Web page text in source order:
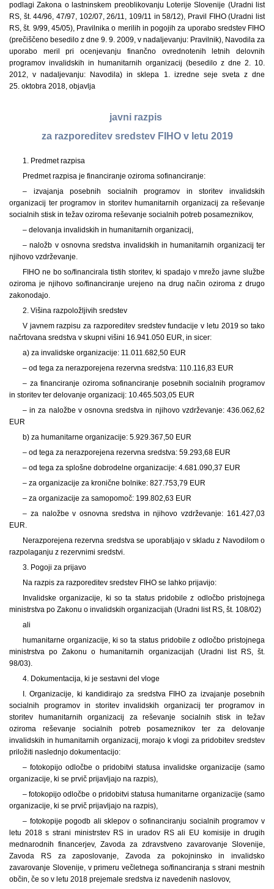
podlagi Zakona o lastninskem preoblikovanju Loterije Slovenije (Uradni list
RS, št. 44/96, 47/97, 102/07, 26/11, 109/11 in 58/12), Pravil FIHO (Uradni list
RS, št. 9/99, 45/05), Pravilnika o merilih in pogojih za uporabo sredstev FIHO
(prečiščeno besedilo z dne 9. 9. 2009, v nadaljevanju: Pravilnik), Navodila za
uporabo meril pri ocenjevanju finančno ovrednotenih letnih delovnih
programov invalidskih in humanitarnih organizacij (besedilo z dne 2. 10.
2012, v nadaljevanju: Navodila) in sklepa 1. izredne seje sveta z dne
25. oktobra 2018, objavlja
javni razpis
za razporeditev sredstev FIHO v letu 2019
1. Predmet razpisa
Predmet razpisa je financiranje oziroma sofinanciranje:
– izvajanja posebnih socialnih programov in storitev invalidskih
organizacij ter programov in storitev humanitarnih organizacij za reševanje
socialnih stisk in težav oziroma reševanje socialnih potreb posameznikov,
– delovanja invalidskih in humanitarnih organizacij,
– naložb v osnovna sredstva invalidskih in humanitarnih organizacij ter
njihovo vzdrževanje.
FIHO ne bo so/financirala tistih storitev, ki spadajo v mrežo javne službe
oziroma je njihovo so/financiranje urejeno na drug način oziroma z drugo
zakonodajo.
2. Višina razpoložljivih sredstev
V javnem razpisu za razporeditev sredstev fundacije v letu 2019 so tako
načrtovana sredstva v skupni višini 16.941.050 EUR, in sicer:
a) za invalidske organizacije: 11.011.682,50 EUR
– od tega za nerazporejena rezervna sredstva: 110.116,83 EUR
– za financiranje oziroma sofinanciranje posebnih socialnih programov
in storitev ter delovanje organizacij: 10.465.503,05 EUR
– in za naložbe v osnovna sredstva in njihovo vzdrževanje: 436.062,62
EUR
b) za humanitarne organizacije: 5.929.367,50 EUR
– od tega za nerazporejena rezervna sredstva: 59.293,68 EUR
– od tega za splošne dobrodelne organizacije: 4.681.090,37 EUR
– za organizacije za kronične bolnike: 827.753,79 EUR
– za organizacije za samopomoč: 199.802,63 EUR
– za naložbe v osnovna sredstva in njihovo vzdrževanje: 161.427,03
EUR.
Nerazporejena rezervna sredstva se uporabljajo v skladu z Navodilom o
razpolaganju z rezervnimi sredstvi.
3. Pogoji za prijavo
Na razpis za razporeditev sredstev FIHO se lahko prijavijo:
Invalidske organizacije, ki so ta status pridobile z odločbo pristojnega
ministrstva po Zakonu o invalidskih organizacijah (Uradni list RS, št. 108/02)
ali
humanitarne organizacije, ki so ta status pridobile z odločbo pristojnega
ministrstva po Zakonu o humanitarnih organizacijah (Uradni list RS, št.
98/03).
4. Dokumentacija, ki je sestavni del vloge
I. Organizacije, ki kandidirajo za sredstva FIHO za izvajanje posebnih
socialnih programov in storitev invalidskih organizacij ter programov in
storitev humanitarnih organizacij za reševanje socialnih stisk in težav
oziroma reševanje socialnih potreb posameznikov ter za delovanje
invalidskih in humanitarnih organizacij, morajo k vlogi za pridobitev sredstev
priložiti naslednjo dokumentacijo:
– fotokopijo odločbe o pridobitvi statusa invalidske organizacije (samo
organizacije, ki se prvič prijavljajo na razpis),
– fotokopijo odločbe o pridobitvi statusa humanitarne organizacije (samo
organizacije, ki se prvič prijavljajo na razpis),
– fotokopije pogodb ali sklepov o sofinanciranju socialnih programov v
letu 2018 s strani ministrstev RS in uradov RS ali EU komisije in drugih
mednarodnih financerjev, Zavoda za zdravstveno zavarovanje Slovenije,
Zavoda RS za zaposlovanje, Zavoda za pokojninsko in invalidsko
zavarovanje Slovenije, v primeru večletnega so/financiranja s strani mestnih
občin, če so v letu 2018 prejemale sredstva iz navedenih naslovov,